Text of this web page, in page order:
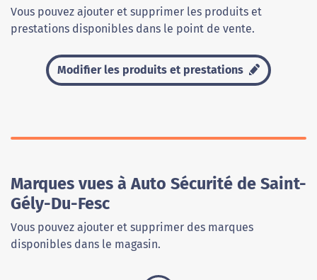
Vous pouvez ajouter et supprimer les produits et
prestations disponibles dans le point de vente.
Modifier les produits et prestations
Marques vues à Auto Sécurité de Saint-
Gély-Du-Fesc
Vous pouvez ajouter et supprimer des marques
disponibles dans le magasin.